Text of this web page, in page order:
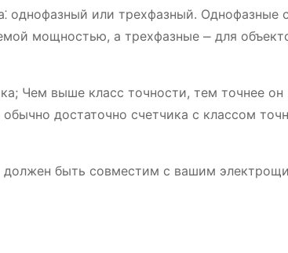
однофазный или трехфазный. Однофазные
мощностью, а трехфазные ⎼ для
Чем выше класс точности, тем точнее он
достаточно счетчика с классом
должен быть совместим с вашим